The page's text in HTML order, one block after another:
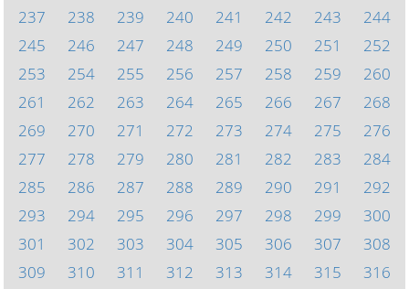
237
238 239 240 241 242 243
244
245
246 247 248 249 250 251
252
253
254 255 256 257 258 259
260
261
262 263 264 265 266 267
268
269
270 271 272 273 274 275
276
277
278 279 280 281 282 283
284
285
286 287 288 289 290 291
292
293
294 295 296 297 298 299
300
301
302 303 304 305 306 307
308
309
310 311 312 313 314 315
316